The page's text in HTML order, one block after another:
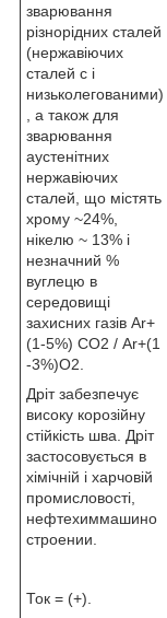
зварювання
різнорідних сталей
(нержавіючих
сталей c і
низьколегованими)
, а також для
зварювання
аустенітних
нержавіючих
сталей, що містять
хрому ~24%,
нікелю ~ 13% і
незначний %
вуглецю в
середовищі
захисних газів Ar+
(1-5%) СО2 / Ar+(1
-3%)O2.
Дріт забезпечує
високу корозійну
стійкість шва. Дріт
застосовується в
хімічній і харчовій
промисловості,
нефтехиммашино
строении.
Ток = (+).